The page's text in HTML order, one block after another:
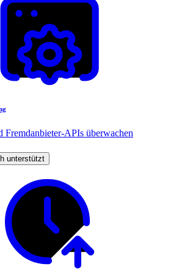
Fremdanbieter-APIs überwachen
unterstützt